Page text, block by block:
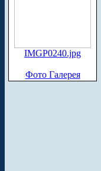
IMGP0240.jpg
Фото Галерея